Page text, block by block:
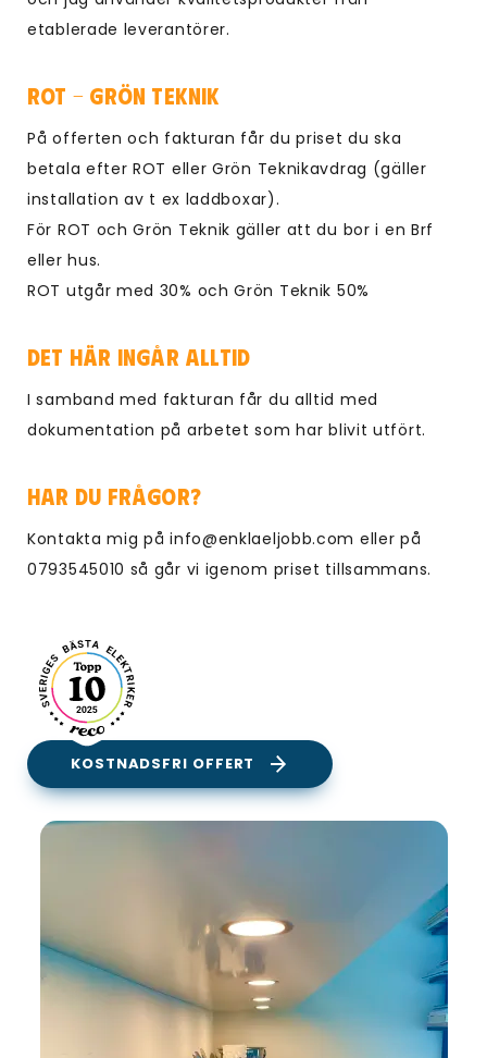
etablerade leverantörer.
ROT - Grön Teknik
På offerten och fakturan får du priset du ska
betala efter ROT eller Grön Teknikavdrag (gäller
installation av t ex laddboxar).
För ROT och Grön Teknik gäller att du bor i en Brf
eller hus.
ROT utgår med 30% och Grön Teknik 50%
Det här ingår alltid
I samband med fakturan får du alltid med
dokumentation på arbetet som har blivit utfört.
Har du frågor?
Kontakta mig på info@enklaeljobb.com eller på
0793545010 så går vi igenom priset tillsammans.
KOSTNADSFRI OFFERT